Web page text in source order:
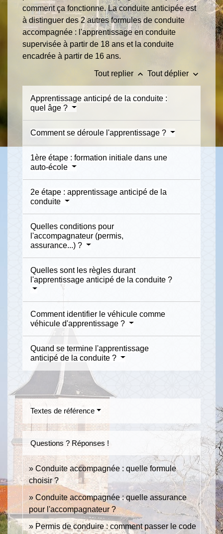
comment ça fonctionne. La conduite anticipée est
à distinguer des 2 autres formules de conduite
accompagnée : l'apprentissage en conduite
supervisée à partir de 18 ans et la conduite
encadrée à partir de 16 ans.
Tout replier keyboard_arrow_up Tout déplier keyboard_arrow_down
Apprentissage anticipé de la conduite :
quel âge ?
Comment se déroule l'apprentissage ?
1ère étape : formation initiale dans une
auto-école
2e étape : apprentissage anticipé de la
conduite
Quelles conditions pour
l'accompagnateur (permis,
assurance...) ?
Quelles sont les règles durant
l'apprentissage anticipé de la conduite ?
Comment identifier le véhicule comme
véhicule d'apprentissage ?
Quand se termine l'apprentissage
anticipé de la conduite ?
Textes de référence
Questions ? Réponses !
Conduite accompagnée : quelle formule
choisir ?
Conduite accompagnée : quelle assurance
pour l'accompagnateur ?
Permis de conduire : comment passer le code